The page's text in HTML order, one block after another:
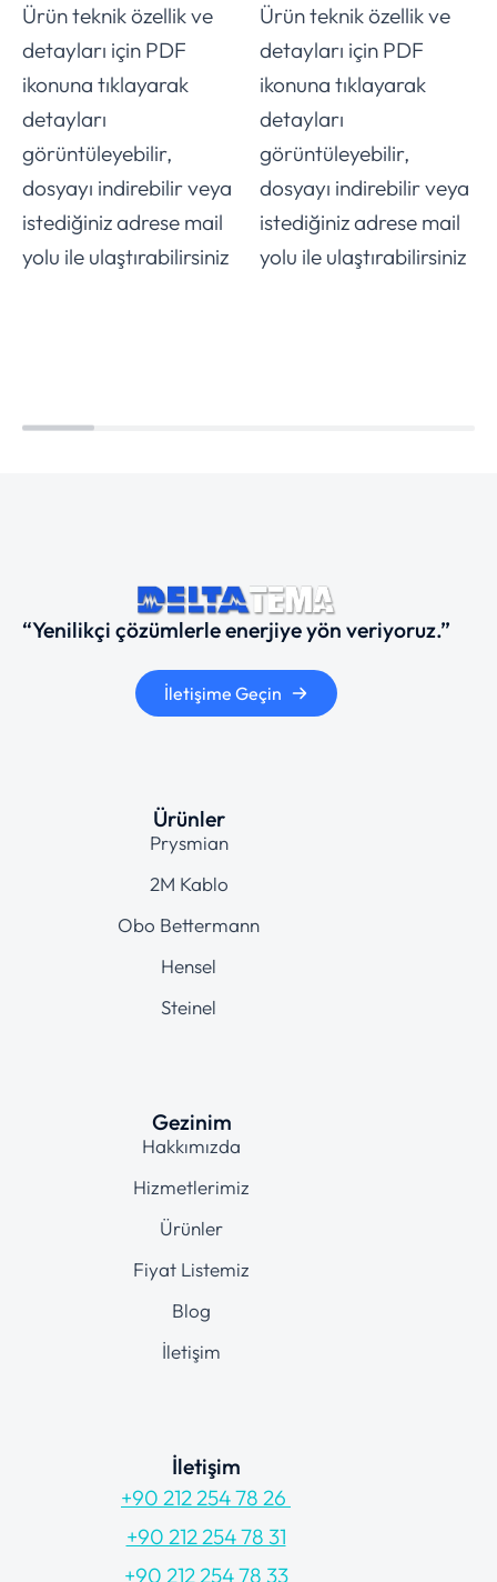
Ürün teknik özellik ve
detayları için PDF
ikonuna tıklayarak
detayları
görüntüleyebilir,
dosyayı indirebilir veya
istediğiniz adrese mail
yolu ile ulaştırabilirsiniz
Ürün teknik özellik ve
detayları için PDF
ikonuna tıklayarak
detayları
görüntüleyebilir,
dosyayı indirebilir veya
istediğiniz adrese mail
yolu ile ulaştırabilirsiniz
“Yenilikçi çözümlerle enerjiye yön veriyoruz.”
İletişime Geçin
Ürünler
Prysmian
2M Kablo
Obo Bettermann
Hensel
Steinel
Gezinim
Hakkımızda
Hizmetlerimiz
Ürünler
Fiyat Listemiz
Blog
İletişim
İletişim
+90 212 254 78 26
+90 212 254 78 31
+90 212 254 78 33